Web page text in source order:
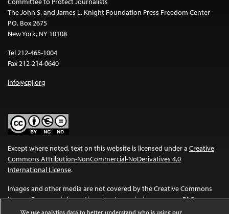
The John S. and James L. Knight Foundation Press Freedom Center
P.O. Box 2675
New York, NY 10108
Tel 212-465-1004
Fax 212-214-0640
info@cpj.org
Except where noted, text on this website is licensed under a Creative
Commons Attribution-NonCommercial-NoDerivatives 4.0
International License.
Images and other media are not covered by the Creative Commons
license. For more information about permissions, see ourFAQs.